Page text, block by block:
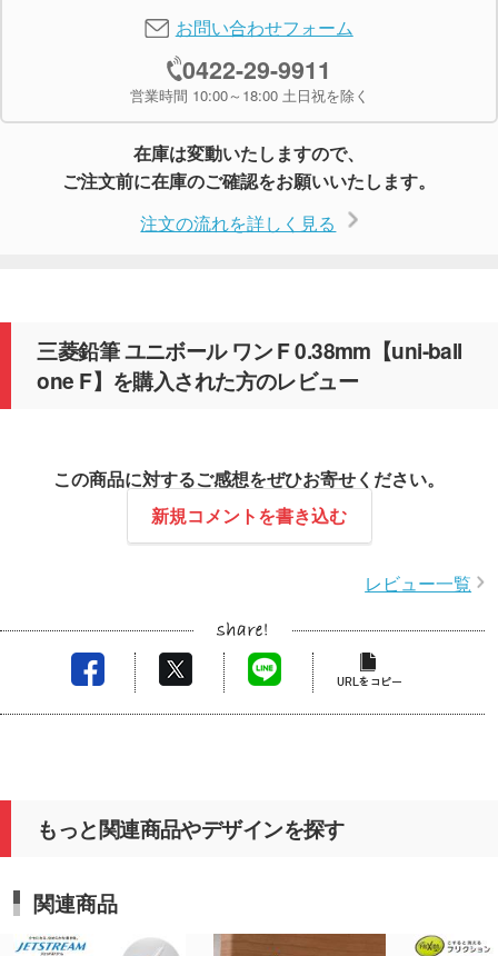
お問い合わせフォーム
0422-29-9911
営業時間 10:00～18:00 土日祝を除く
在庫は変動いたしますので、
ご注文前に在庫のご確認をお願いいたします。
注文の流れを詳しく見る
三菱鉛筆 ユニボール ワン F 0.38mm【uni-ball
one F】を購入された方のレビュー
この商品に対するご感想をぜひお寄せください。
新規コメントを書き込む
レビュー一覧
もっと関連商品やデザインを探す
関連商品